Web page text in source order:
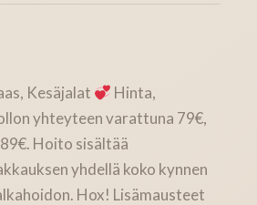
Kesäjalat
Hinta,
yhteyteen varattuna 79€,
Hoito sisältää
yhdellä koko kynnen
Hox! Lisämausteet